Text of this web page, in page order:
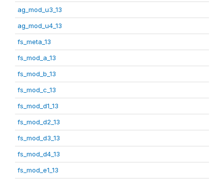
ag_mod_u3_13
ag_mod_u4_13
fs_meta_13
fs_mod_a_13
fs_mod_b_13
fs_mod_c_13
fs_mod_d1_13
fs_mod_d2_13
fs_mod_d3_13
fs_mod_d4_13
fs_mod_e1_13